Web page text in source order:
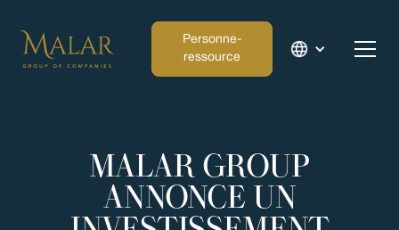
Personne-
ressource
MALAR GROUP
ANNONCE UN